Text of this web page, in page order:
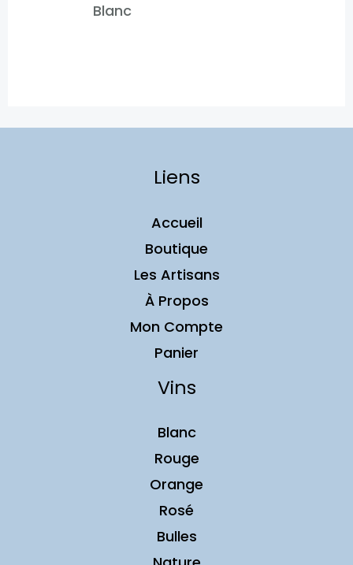
Blanc
Liens
Accueil
Boutique
Les Artisans
À Propos
Mon Compte
Panier
Vins
Blanc
Rouge
Orange
Rosé
Bulles